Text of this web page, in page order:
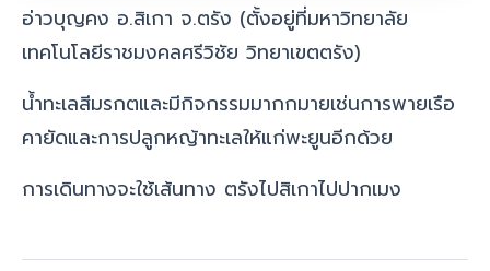
อ่าวบุญคง อ.สิเกา จ.ตรัง (ตั้งอยู่ที่มหาวิทยาลัย
เทคโนโลยีราชมงคลศรีวิชัย วิทยาเขตตรัง)
น้ำทะเลสีมรกตและมีกิจกรรมมากกมายเช่นการพายเรือ
คายัดและการปลูกหญ้าทะเลให้แก่พะยูนอีกด้วย
การเดินทางจะใช้เส้นทาง ตรังไปสิเกาไปปากเมง